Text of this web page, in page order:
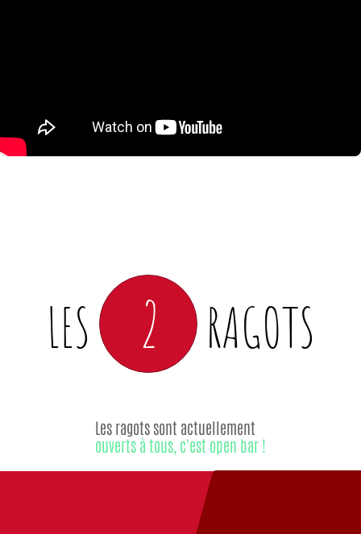
LES 2 RAGOTS
Les ragots sont actuellement
ouverts à tous, c'est open bar !